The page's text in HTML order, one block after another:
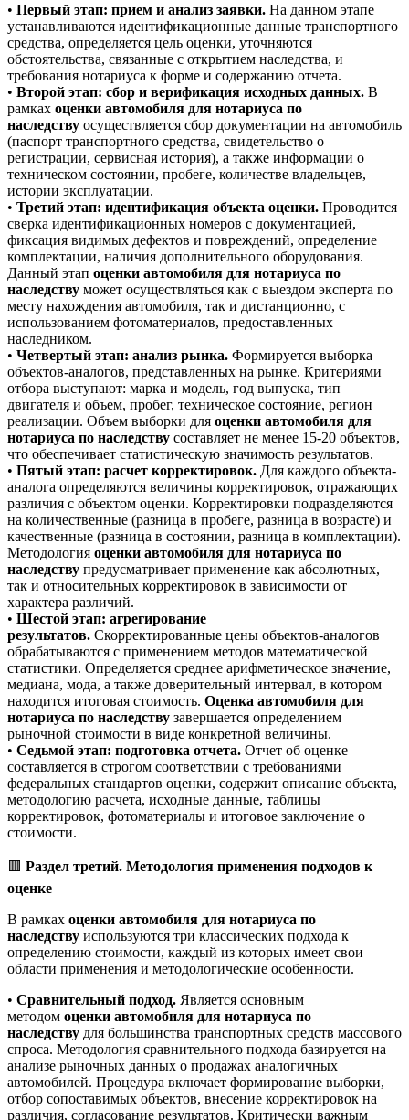
• Первый этап: прием и анализ заявки. На данном этапе
устанавливаются идентификационные данные транспортного
средства, определяется цель оценки, уточняются
обстоятельства, связанные с открытием наследства, и
требования нотариуса к форме и содержанию отчета.
• Второй этап: сбор и верификация исходных данных. В
рамках оценки автомобиля для нотариуса по
наследству осуществляется сбор документации на автомобиль
(паспорт транспортного средства, свидетельство о
регистрации, сервисная история), а также информации о
техническом состоянии, пробеге, количестве владельцев,
истории эксплуатации.
• Третий этап: идентификация объекта оценки. Проводится
сверка идентификационных номеров с документацией,
фиксация видимых дефектов и повреждений, определение
комплектации, наличия дополнительного оборудования.
Данный этап оценки автомобиля для нотариуса по
наследству может осуществляться как с выездом эксперта по
месту нахождения автомобиля, так и дистанционно, с
использованием фотоматериалов, предоставленных
наследником.
• Четвертый этап: анализ рынка. Формируется выборка
объектов-аналогов, представленных на рынке. Критериями
отбора выступают: марка и модель, год выпуска, тип
двигателя и объем, пробег, техническое состояние, регион
реализации. Объем выборки для оценки автомобиля для
нотариуса по наследству составляет не менее 15-20 объектов,
что обеспечивает статистическую значимость результатов.
• Пятый этап: расчет корректировок. Для каждого объекта-
аналога определяются величины корректировок, отражающих
различия с объектом оценки. Корректировки подразделяются
на количественные (разница в пробеге, разница в возрасте) и
качественные (разница в состоянии, разница в комплектации).
Методология оценки автомобиля для нотариуса по
наследству предусматривает применение как абсолютных,
так и относительных корректировок в зависимости от
характера различий.
• Шестой этап: агрегирование
результатов. Скорректированные цены объектов-аналогов
обрабатываются с применением методов математической
статистики. Определяется среднее арифметическое значение,
медиана, мода, а также доверительный интервал, в котором
находится итоговая стоимость. Оценка автомобиля для
нотариуса по наследству завершается определением
рыночной стоимости в виде конкретной величины.
• Седьмой этап: подготовка отчета. Отчет об оценке
составляется в строгом соответствии с требованиями
федеральных стандартов оценки, содержит описание объекта,
методологию расчета, исходные данные, таблицы
корректировок, фотоматериалы и итоговое заключение о
стоимости.
🟥 Раздел третий. Методология применения подходов к
оценке
В рамках оценки автомобиля для нотариуса по
наследству используются три классических подхода к
определению стоимости, каждый из которых имеет свои
области применения и методологические особенности.
• Сравнительный подход. Является основным
методом оценки автомобиля для нотариуса по
наследству для большинства транспортных средств массового
спроса. Методология сравнительного подхода базируется на
анализе рыночных данных о продажах аналогичных
автомобилей. Процедура включает формирование выборки,
отбор сопоставимых объектов, внесение корректировок на
различия, согласование результатов. Критически важным